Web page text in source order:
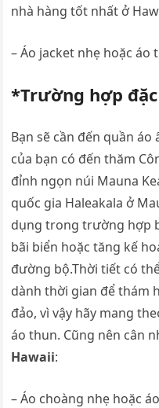
nhà hàng tốt nhất ở
– Áo jacket nhẹ hoặc áo
*Trường hợp
Bạn sẽ cần đến quần
của bạn có đến thăm
đỉnh ngọn núi Mauna
quốc gia Haleakala ở
dụng trong trường hợp
bãi biển hoặc tăng kế
đường bộ.Thời tiết có
dành thời gian để thám
đảo, vì vậy hãy mang
áo thun. Cũng nên cân
Hawaii:
– Áo choàng nhẹ hoặc